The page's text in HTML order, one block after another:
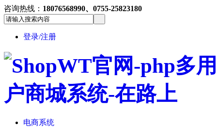
咨询热线： 18076568990、0755-25823180
登录/注册
电商系统